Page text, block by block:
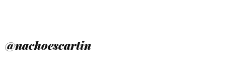
@nachoescartin